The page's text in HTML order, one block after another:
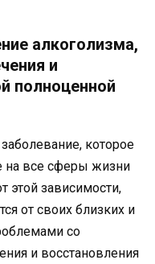
алкоголизма,
и
полноценной
которое
на все сферы жизни
этой зависимости,
от своих близких и
со
и восстановления